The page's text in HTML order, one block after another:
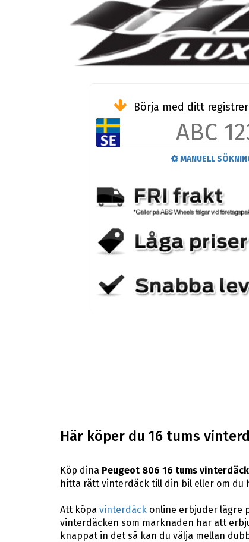
Börja med ditt
MANUELL
Här köper du 16 tums
Köp dina Peugeot 806 16 tums vinterdäck
hitta rätt vinterdäck till din bil eller om
Att köpa vinterdäckonline erbjuder lägre
vinterdäcken som marknaden har att
knappat in det så kan du välja mellan